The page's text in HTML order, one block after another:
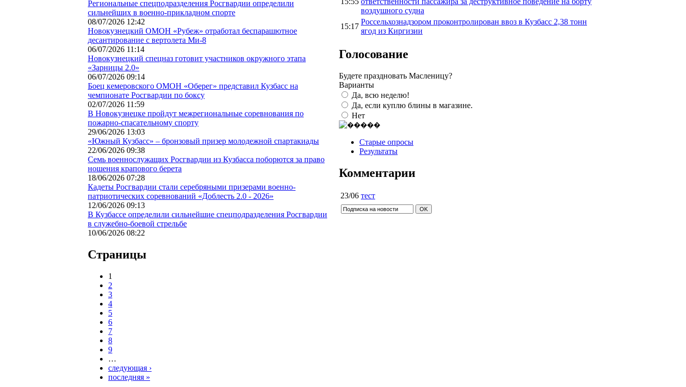
Региональные спецподразделения Росгвардии определили
сильнейших в военно-прикладном спорте
08/07/2026 12:42
Новокузнецкий ОМОН «Рубеж» отработал беспарашютное
десантирование с вертолета Ми-8
06/07/2026 11:14
Новокузнецкий спецназ готовит участников окружного этапа
«Зарницы 2.0»
06/07/2026 09:14
Боец кемеровского ОМОН «Оберег» представил Кузбасс на
чемпионате Росгвардии по боксу
02/07/2026 11:59
В Новокузнецке пройдут межрегиональные соревнования по
пожарно-спасательному спорту
29/06/2026 13:03
«Южный Кузбасс» – бронзовый призер молодежной спартакиады
22/06/2026 09:38
Семь военнослужащих Росгвардии из Кузбасса поборются за право
ношения крапового берета
18/06/2026 07:28
Кадеты Росгвардии стали серебряными призерами военно-
патриотических соревнований «Доблесть 2.0 - 2026»
12/06/2026 09:13
В Кузбассе определили сильнейшие спецподразделения Росгвардии
в служебно-боевой стрельбе
10/06/2026 08:22
Страницы
1
2
3
4
5
6
7
8
9
…
следующая ›
последняя »
воздушного судна
15:17
Россельхознадзором проконтролирован ввоз в Кузбасс 2,38 тонн
ягод из Киргизии
Голосование
Будете праздновать Масленицу?
Варианты
Да, всю неделю!
Да, если куплю блины в магазине.
Нет
Старые опросы
Результаты
Комментарии
23/06 тест